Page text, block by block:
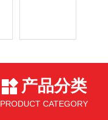
产品分类
PRODUCT CATEGORY